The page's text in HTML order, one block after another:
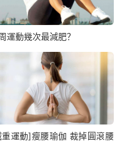
運動幾次最減肥？
運動]瘦腰瑜伽 裁掉圓滾腰